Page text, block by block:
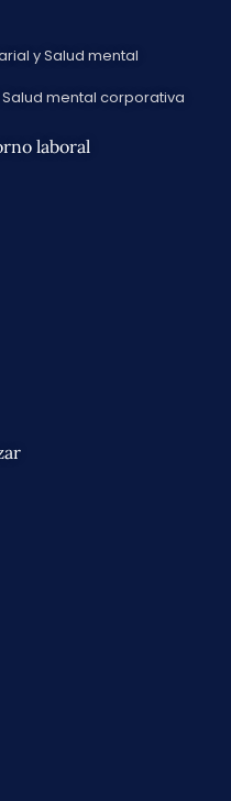
y Salud mental
mental corporativa
laboral